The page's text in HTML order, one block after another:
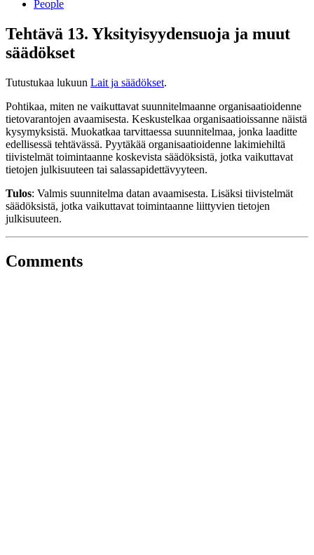
People
Tehtävä 13. Yksityisyydensuoja ja muut
säädökset
Tutustukaa lukuun Lait ja säädökset.
Pohtikaa, miten ne vaikuttavat suunnitelmaanne organisaatioidenne
tietovarantojen avaamisesta. Keskustelkaa organisaatioissanne näistä
kysymyksistä. Muokatkaa tarvittaessa suunnitelmaa, jonka laaditte
edellisessä tehtävässä. Pyytäkää organisaatioidenne lakimiehiltä
tiivistelmät toimintaanne koskevista säädöksistä, jotka vaikuttavat
tietojen julkisuuteen tai salassapidettävyyteen.
Tulos: Valmis suunnitelma datan avaamisesta. Lisäksi tiivistelmät
säädöksistä, jotka vaikuttavat toimintaanne liittyvien tietojen
julkisuuteen.
Comments